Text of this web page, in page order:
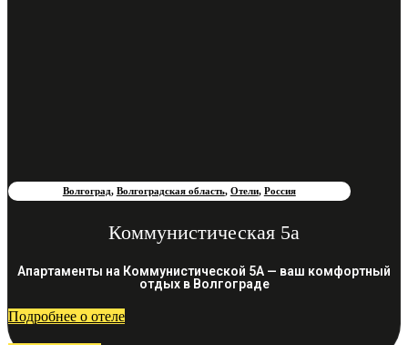
Волгоград, Волгоградская область, Отели, Россия
Коммунистическая 5а
Апартаменты на Коммунистической 5А — ваш комфортный
отдых в Волгограде
Подробнее о отеле